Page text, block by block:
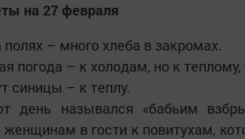
на 27 февраля
полях – много хлеба в закромах.
погода – к холодам, но к
синицы – к теплу.
день назывался «бабьим
в гости к повитухам,